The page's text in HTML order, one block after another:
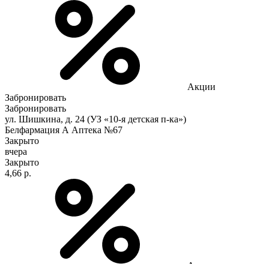
Акции
Забронировать
Забронировать
ул. Шишкина, д. 24 (УЗ «10-я детская п-ка»)
Белфармация А Аптека №67
Закрыто
вчера
Закрыто
4,66 р.